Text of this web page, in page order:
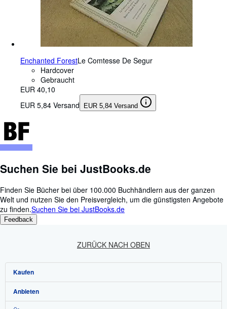
Enchanted ForestLe Comtesse De Segur
Hardcover
Gebraucht
EUR 40,10
EUR 5,84 Versand
EUR 5,84 Versand
Suchen Sie bei JustBooks.de
Finden Sie Bücher bei über 100.000 Buchhändlern aus der ganzen
Welt und nutzen Sie den Preisvergleich, um die günstigsten Angebote
zu finden.Suchen Sie bei JustBooks.de
Feedback
ZURÜCK NACH OBEN
Kaufen
Detailsuche
Anbieten